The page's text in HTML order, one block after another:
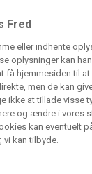
L. C.
professionelle
og produkter -
helst.
Opret profil
Fred
eller indhente
oplysninger kan
hjemmesiden til at
men de kan
ikke at tillade visse
og ændre i vores
kan eventuelt
kan tilbyde.